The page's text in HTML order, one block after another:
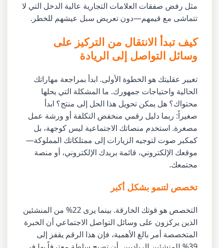
مثل رفض صفقات العلامات التجارية عالية الدخل التي لا
تتماشى مع قيمهم—دون تعريض سبل عيشهم للخطر.
كيف تبدأ الانتقال من التركيز على
وسائل التواصل إلى الريادة
تغيير عقليتك هو الخطوة الأولى. ابدأ بمراجعة مهاراتك
الحالية واحتياجات جمهورك. ما المشكلة التي يحلها
محتواك؟ هل يمكن تحويل هذا الحل إلى منتج؟ ابدأ
صغيراً: ربما دليل رقمي منخفض التكلفة أو ورشة عمل
مصغرة. استخدم منصاتك الاجتماعية ليس كوجهة، بل
كمكبر صوت لتوجيه الزيارات إلى ممتلكاتك المملوكة—
موقعك الإلكتروني، قائمة بريدك الإلكتروني، أو منصة
مجتمعك.
تخصص لتنمو بشكل أكبر
التخصص هو قوتك الخارقة. بينما يرى 22% من المنشئين
الذين يركزون على وسائل التواصل الاجتماعي أن الخبرة
المتخصصة أمر بالغ الأهمية، فإن هذا الرقم يقفز إلى